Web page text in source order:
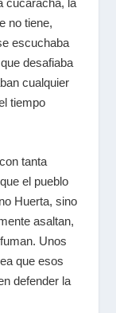
no tiene,
escuchaba
desafiaba
cualquier
tiempo
tanta
el pueblo
Huerta, sino
asaltan,
Unos
que esos
defender la